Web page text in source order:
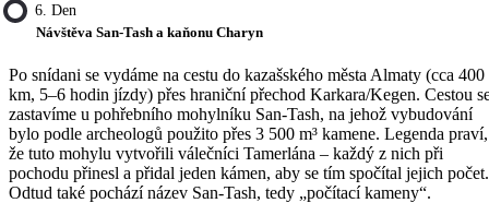
6. Den
Návštěva San-Tash a kaňonu Charyn
Po snídani se vydáme na cestu do kazašského města Almaty (cca 400
km, 5–6 hodin jízdy) přes hraniční přechod Karkara/Kegen. Cestou
zastavíme u pohřebního mohylníku San-Tash, na jehož vybudování
bylo podle archeologů použito přes 3 500 m³ kamene. Legenda praví,
že tuto mohylu vytvořili válečníci Tamerlána – každý z nich při
pochodu přinesl a přidal jeden kámen, aby se tím spočítal jejich počet.
Odtud také pochází název San-Tash, tedy „počítací kameny“.